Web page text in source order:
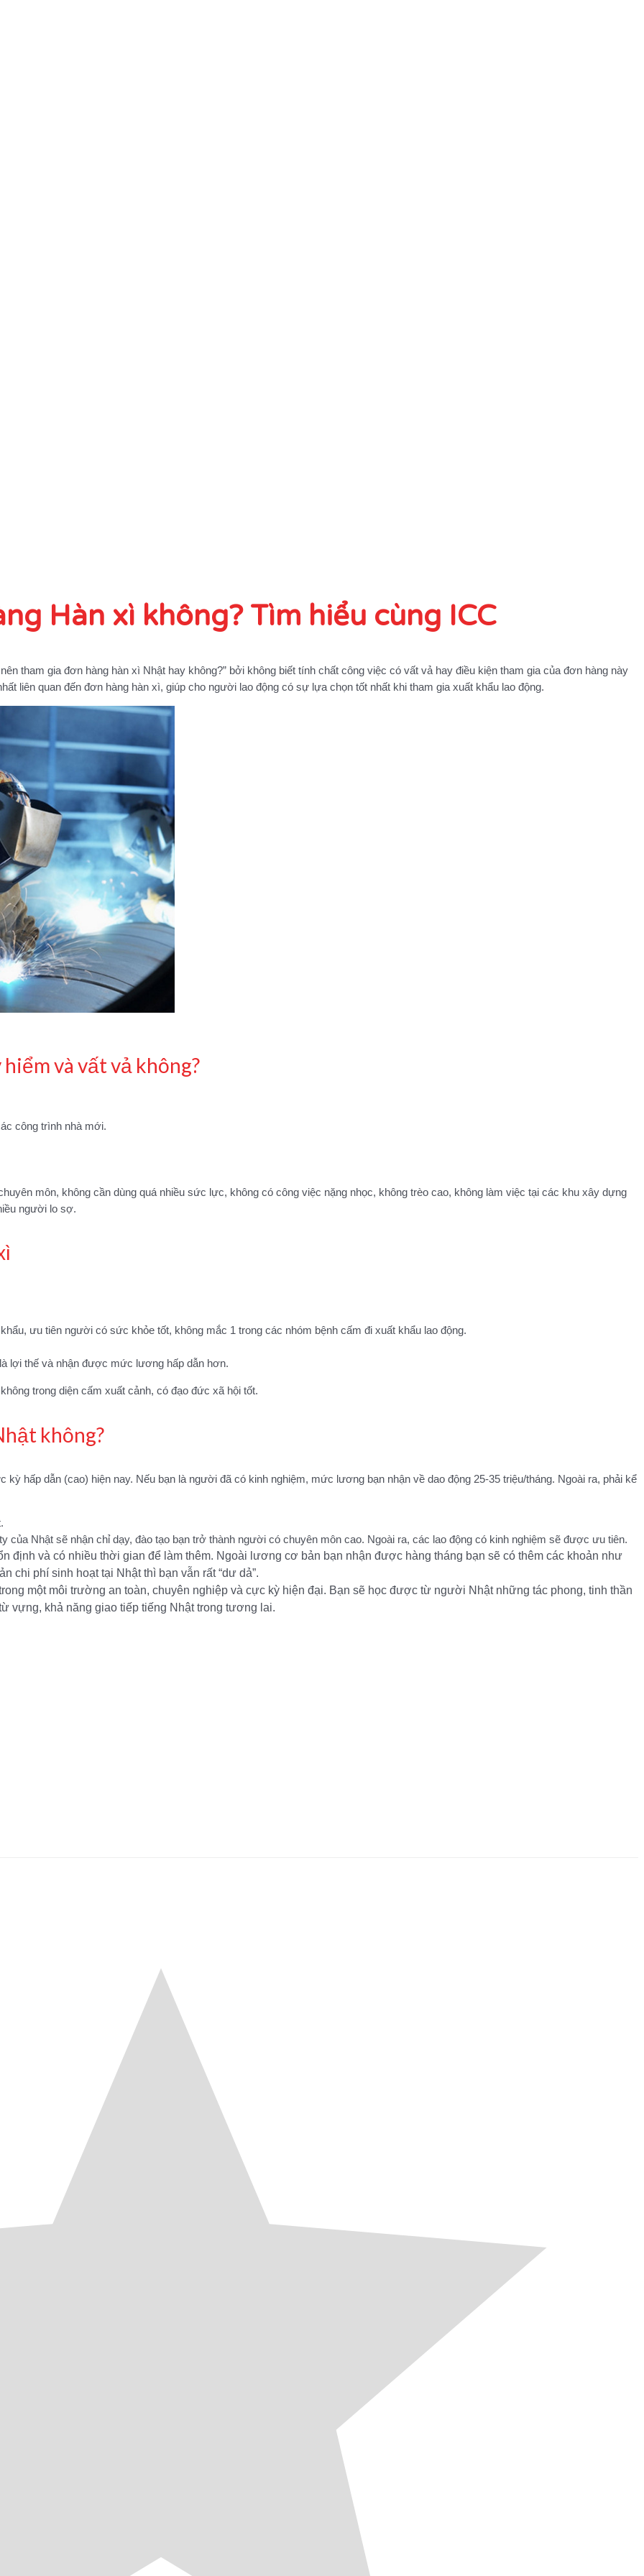
Hàn xì không? Tìm hiểu cùng ICC
tham gia đơn hàng hàn xì Nhật hay không?” bởi không biết tính chất công việc có vất vả hay điều kiện tham gia của đơn hàng này
liên quan đến đơn hàng hàn xì, giúp cho người lao động có sự lựa chọn tốt nhất khi tham gia xuất khẩu lao động.
hiểm và vất vả không?
công trình nhà mới.
môn, không cần dùng quá nhiều sức lực, không có công việc nặng nhọc, không trèo cao, không làm việc tại các khu xây dựng
người lo sợ.
ưu tiên người có sức khỏe tốt, không mắc 1 trong các nhóm bệnh cấm đi xuất khẩu lao động.
lợi thế và nhận được mức lương hấp dẫn hơn.
trong diện cấm xuất cảnh, có đạo đức xã hội tốt.
không?
hấp dẫn (cao) hiện nay. Nếu bạn là người đã có kinh nghiệm, mức lương bạn nhận về dao động 25-35 triệu/tháng. Ngoài ra, phải kể
của Nhật sẽ nhận chỉ dạy, đào tạo bạn trở thành người có chuyên môn cao. Ngoài ra, các lao động có kinh nghiệm sẽ được ưu tiên.
định và có nhiều thời gian để làm thêm. Ngoài lương cơ bản bạn nhận được hàng tháng bạn sẽ có thêm các khoản như
chi phí sinh hoạt tại Nhật thì bạn vẫn rất “dư dả”.
một môi trường an toàn, chuyên nghiệp và cực kỳ hiện đại. Bạn sẽ học được từ người Nhật những tác phong, tinh thần
vựng, khả năng giao tiếp tiếng Nhật trong tương lai.